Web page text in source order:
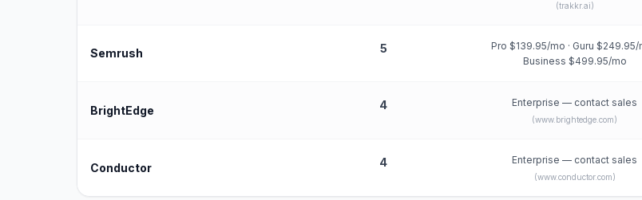
(trakkr.ai)
Semrush 5
Pro $139.95/mo · Guru $249.95/
Business $499.95/mo
BrightEdge 4 Enterprise — contact sales
(www.brightedge.com)
Conductor 4 Enterprise — contact sales
(www.conductor.com)